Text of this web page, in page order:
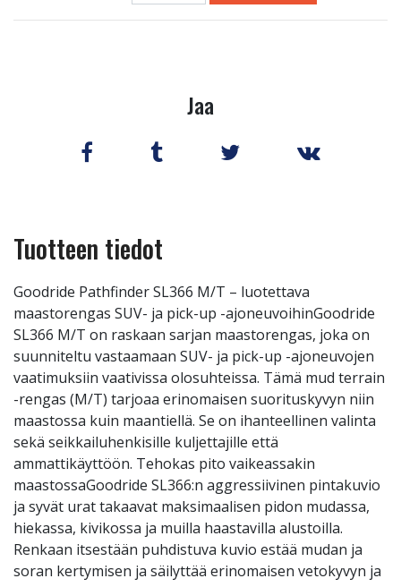
Jaa
Tuotteen tiedot
Goodride Pathfinder SL366 M/T – luotettava
maastorengas SUV- ja pick-up -ajoneuvoihinGoodride
SL366 M/T on raskaan sarjan maastorengas, joka on
suunniteltu vastaamaan SUV- ja pick-up -ajoneuvojen
vaatimuksiin vaativissa olosuhteissa. Tämä mud terrain
-rengas (M/T) tarjoaa erinomaisen suorituskyvyn niin
maastossa kuin maantiellä. Se on ihanteellinen valinta
sekä seikkailuhenkisille kuljettajille että
ammattikäyttöön. Tehokas pito vaikeassakin
maastossaGoodride SL366:n aggressiivinen pintakuvio
ja syvät urat takaavat maksimaalisen pidon mudassa,
hiekassa, kivikossa ja muilla haastavilla alustoilla.
Renkaan itsestään puhdistuva kuvio estää mudan ja
soran kertymisen ja säilyttää erinomaisen vetokyvyn ja